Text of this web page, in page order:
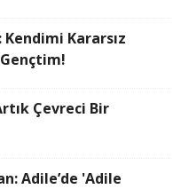
Kendimi Kararsız
Çevreci Bir
Adile’de 'Adile